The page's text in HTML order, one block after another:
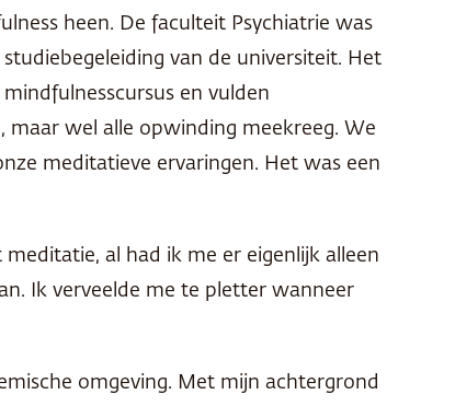
heen. De faculteit Psychiatrie was
van de universiteit. Het
en vulden
maar wel alle opwinding meekreeg. We
meditatieve ervaringen. Het was een
al had ik me er eigenlijk alleen
Ik verveelde me te pletter wanneer
omgeving. Met mijn achtergrond